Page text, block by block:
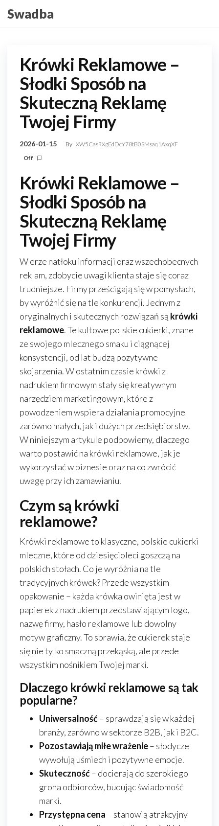
toSwadba
Krówki Reklamowe –
Słodki Sposób na
Skuteczną Reklamę
Twojej Firmy
2026-01-15 By XW5CasRXgEdDcY78tB0SMsaq1AxqXF
Off
Krówki Reklamowe –
Słodki Sposób na
Skuteczną Reklamę
Twojej Firmy
W erze natłoku informacji oraz wszechobecnych
reklam, zdobycie uwagi klienta staje się coraz
trudniejsze. Firmy prześcigają się w pomysłach,
by wyróżnić się na tle konkurencji. Jednym z
oryginalnych i skutecznych rozwiązań są krówki
reklamowe. Te kultowe polskie cukierki, znane
ze swojego mlecznego smaku i ciągnącej
konsystencji, od lat budzą pozytywne
skojarzenia. W ostatnim czasie krówki z
nadrukiem firmowym stały się kreatywnym
narzędziem marketingowym, które z
powodzeniem wspiera działania promocyjne
zarówno małych, jak i dużych przedsiębiorstw.
W niniejszym artykule podpowiemy, dlaczego
warto postawić na krówki reklamowe, jak je
wykorzystać w biznesie oraz na co zwrócić
uwagę przy ich zamawianiu.
Czym są krówki
reklamowe?
Krówki reklamowe to klasyczne, polskie cukierki
mleczne, które od dziesięcioleci goszczą na
polskich stołach. Co je wyróżnia na tle
tradycyjnych krówek? Przede wszystkim
opakowanie – każda krówka owinięta jest w
papierek z nadrukiem przedstawiającym logo,
nazwę firmy, hasło reklamowe lub dowolny
motyw graficzny. To sprawia, że cukierek staje
się nie tylko smaczną przekąską, ale przede
wszystkim nośnikiem Twojej marki.
Dlaczego krówki reklamowe są tak
popularne?
Uniwersalność– sprawdzają się w każdej
branży, zarówno w sektorze B2B, jak i B2C.
Pozostawiają miłe wrażenie– słodycze
wywołują uśmiech i pozytywne emocje.
Skuteczność– docierają do szerokiego
grona odbiorców, budując świadomość
marki.
Przystępna cena – stanowią atrakcyjny